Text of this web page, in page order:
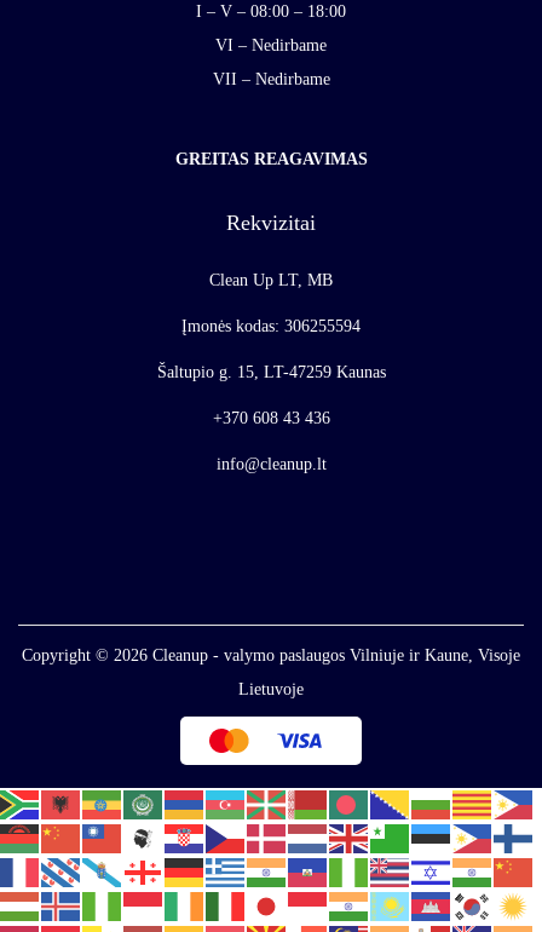
I – V – 08:00 – 18:00
VI – Nedirbame
VII – Nedirbame
GREITAS REAGAVIMAS
Rekvizitai
Clean Up LT, MB
Įmonės kodas: 306255594
Šaltupio g. 15, LT-47259 Kaunas
+370 608 43 436
info@cleanup.lt
Copyright © 2026 Cleanup - valymo paslaugos Vilniuje ir Kaune, Visoje
Lietuvoje